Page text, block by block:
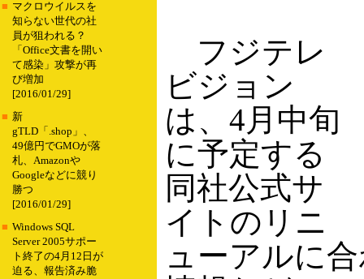
■ マクロウイルスを
知らない世代の社
員が狙われる？
「Office文書を開い
て感染」攻撃が再
び増加
[2016/01/29]
■ 新
gTLD「.shop」、
49億円でGMOが落
札、Amazonや
Googleなどに競り
勝つ
[2016/01/29]
■ Windows SQL
Server 2005サポー
ト終了の4月12日が
迫る、報告済み脆
フジテレ
ビジョン
は、4月中旬
に予定する
同社公式サ
イトのリニ
ューアルに